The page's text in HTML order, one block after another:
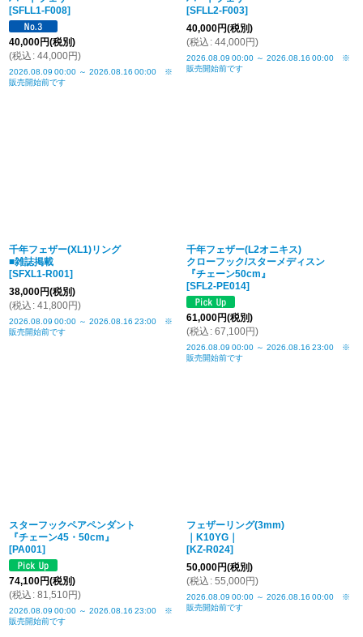
[SFLL1-F008]
40,000円(税別)
(税込 : 44,000円)
2026.08.09 00:00 ～ 2026.08.16 00:00 ※
販売開始前です
[SFLL2-F003]
40,000円(税別)
(税込 : 44,000円)
2026.08.09 00:00 ～ 2026.08.16 00:00 ※
販売開始前です
千年フェザー(XL1)リング
■雑誌掲載
[SFXL1-R001]
38,000円(税別)
(税込 : 41,800円)
2026.08.09 00:00 ～ 2026.08.16 23:00 ※
販売開始前です
千年フェザー(L2オニキス)
クローフック/スターメディスン
『チェーン50cm』
[SFL2-PE014]
61,000円(税別)
(税込 : 67,100円)
2026.08.09 00:00 ～ 2026.08.16 23:00 ※
販売開始前です
スターフックペアペンダント
『チェーン45・50cm』
[PA001]
74,100円(税別)
(税込 : 81,510円)
2026.08.09 00:00 ～ 2026.08.16 23:00 ※
販売開始前です
フェザーリング(3mm)
｜K10YG｜
[KZ-R024]
50,000円(税別)
(税込 : 55,000円)
2026.08.09 00:00 ～ 2026.08.16 00:00 ※
販売開始前です